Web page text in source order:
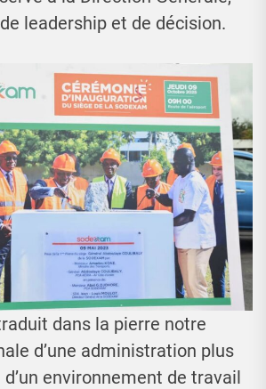
leadership et de décision.
dans la pierre notre
d’une administration plus
environnement de travail